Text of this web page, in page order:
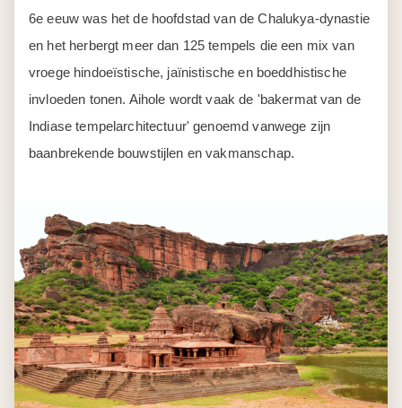
6e eeuw was het de hoofdstad van de Chalukya-dynastie
en het herbergt meer dan 125 tempels die een mix van
vroege hindoeïstische, jaïnistische en boeddhistische
invloeden tonen. Aihole wordt vaak de 'bakermat van de
Indiase tempelarchitectuur' genoemd vanwege zijn
baanbrekende bouwstijlen en vakmanschap.